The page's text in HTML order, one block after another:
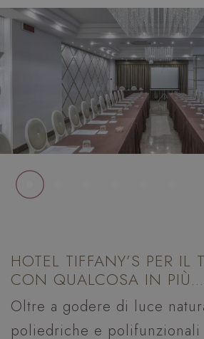
HOTEL TIFFANY’S PER IL
CON QUALCOSA IN PIÙ...
Oltre a godere di luce
poliedriche e polifunzionali